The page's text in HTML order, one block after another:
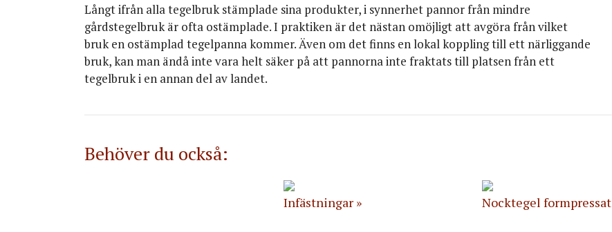
Långt ifrån alla tegelbruk stämplade sina produkter, i synnerhet pannor från mindre
gårdstegelbruk är ofta ostämplade. I praktiken är det nästan omöjligt att avgöra från vilket
bruk en ostämplad tegelpanna kommer. Även om det finns en lokal koppling till ett närliggande
bruk, kan man ändå inte vara helt säker på att pannorna inte fraktats till platsen från ett
tegelbruk i en annan del av landet.
Behöver du också:
Infästningar Nocktegel formpressat